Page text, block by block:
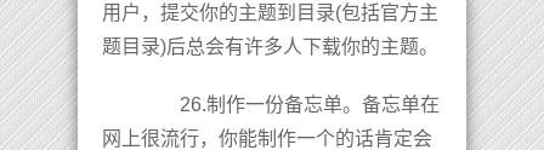
用户，提交你的主题到目录(包括官方主
题目录)后总会有许多人下载你的主题。
26.制作一份备忘单。备忘单在
网上很流行，你能制作一个的话肯定会